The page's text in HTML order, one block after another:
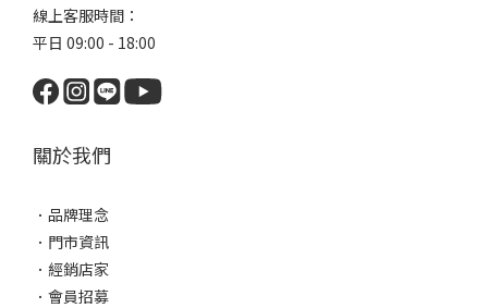
線上客服時間：
平日 09:00 - 18:00
關於我們
． 品牌理念
． 門市資訊
． 經銷店家
． 會員招募